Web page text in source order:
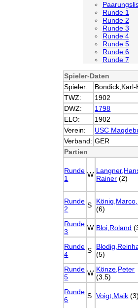
Runde 1
Runde 2
Runde 3
Runde 4
Runde 5
Runde 6
Runde 7
Spieler-Daten
Spieler:
Bondick,Karl-
TWZ:
1902
DWZ:
1798
ELO:
1902
Verein:
USC
Verband: GER
Partien
Runde
1
W Rainer (2)
Runde
2
S (6)
Runde
3
W Bloi,Roland
Runde
4
S (5)
Runde
5
W Könze,Peter
(3.5)
Runde
6
S Voigt,Maik (3)